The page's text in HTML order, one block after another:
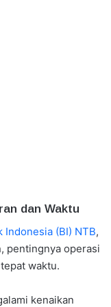
dan Waktu
Indonesia (BI) NTB,
pentingnya operasi
waktu.
kenaikan